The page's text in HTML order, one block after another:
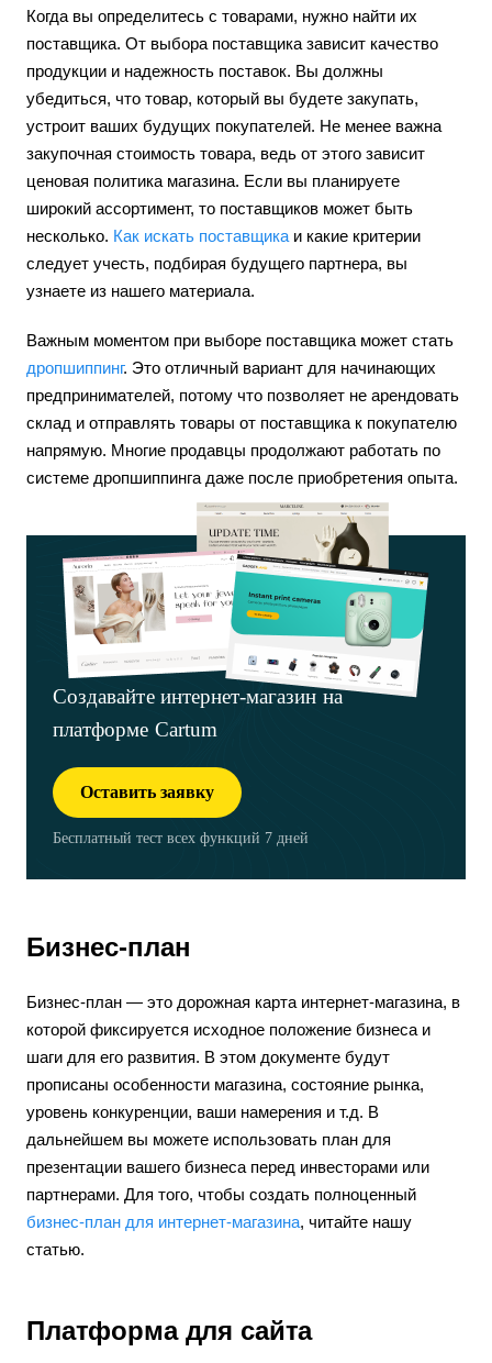
Когда вы определитесь с товарами, нужно найти их
поставщика. От выбора поставщика зависит качество
продукции и надежность поставок. Вы должны
убедиться, что товар, который вы будете закупать,
устроит ваших будущих покупателей. Не менее важна
закупочная стоимость товара, ведь от этого зависит
ценовая политика магазина. Если вы планируете
широкий ассортимент, то поставщиков может быть
несколько. Как искать поставщика и какие критерии
следует учесть, подбирая будущего партнера, вы
узнаете из нашего материала.
Важным моментом при выборе поставщика может стать
дропшиппинг. Это отличный вариант для начинающих
предпринимателей, потому что позволяет не арендовать
склад и отправлять товары от поставщика к покупателю
напрямую. Многие продавцы продолжают работать по
системе дропшиппинга даже после приобретения опыта.
Создавайте интернет-магазин на
платформе Cartum
Оставить заявку
Бесплатный тест всех функций 7 дней
Бизнес-план
Бизнес-план — это дорожная карта интернет-магазина, в
которой фиксируется исходное положение бизнеса и
шаги для его развития. В этом документе будут
прописаны особенности магазина, состояние рынка,
уровень конкуренции, ваши намерения и т.д. В
дальнейшем вы можете использовать план для
презентации вашего бизнеса перед инвесторами или
партнерами. Для того, чтобы создать полноценный
бизнес-план для интернет-магазина, читайте нашу
статью.
Платформа для сайта